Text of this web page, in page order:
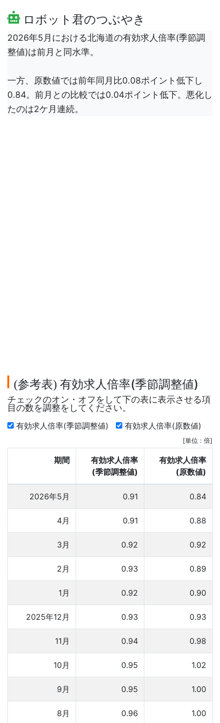
ロボット君のつぶやき
2026年5月における北海道の有効求人倍率(季節調
整値)は前月と同水準。
一方、原数値では前年同月比0.08ポイント低下し
0.84。前月との比較では0.04ポイント低下。悪化し
たのは2ケ月連続。
(参考表) 有効求人倍率(季節調整値)
チェックのオン・オフをして下の表に表示させる項
目の数を調整をしてください。
有効求人倍率(季節調整値) 有効求人倍率(原数値)
[単位 : 倍]
期間
有効求人倍率
(季節調整値)
有効求人倍率
(原数値)
2026年5月 0.91 0.84
4月 0.91 0.88
3月 0.92 0.92
2月 0.93 0.89
1月 0.92 0.90
2025年12月 0.93 0.93
11月 0.94 0.98
10月 0.95 1.02
9月 0.95 1.00
8月 0.96 1.00